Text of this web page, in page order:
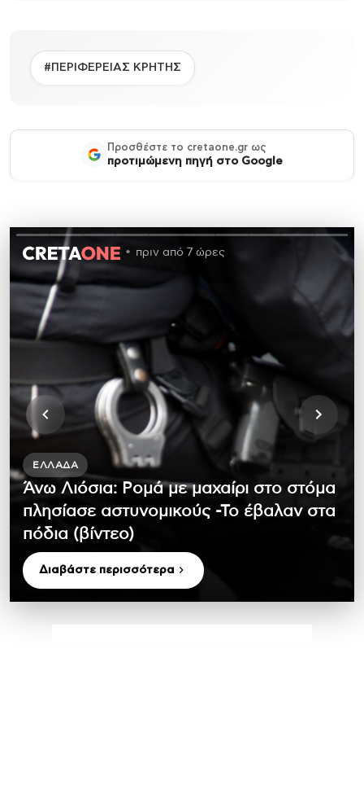
#ΠΕΡΙΦΕΡΕΙΑΣ ΚΡΗΤΗΣ
Προσθέστε το cretaone.gr ως
προτιμώμενη πηγή στο Google
πριν από 7 ώρες
ΕΛΛΆΔΑ
Άνω Λιόσια: Ρομά με μαχαίρι στο στόμα
πλησίασε αστυνομικούς -Το έβαλαν στα
πόδια (βίντεο)
Διαβάστε περισσότερα